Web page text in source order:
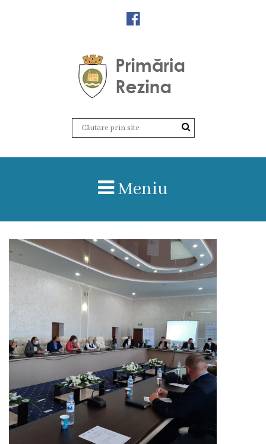
Amalgamare
în
Rezina
Primăria
Zile
de
audiență
Primarul
Aparatul
Meniu